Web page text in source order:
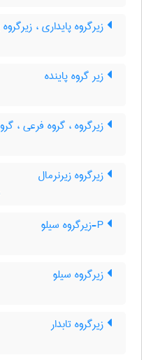
زیرگروه پایداری ،
زیر گروه پاینده
زیرگروه ، گروه فرعی ،
زیرگروه زیرنرمال
زیرگروه سیلو
زیرگروه تابدار